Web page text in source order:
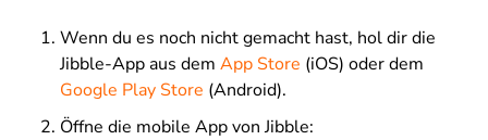
Wenn du es noch nicht gemacht hast, hol dir die
Jibble-App aus dem App Store (iOS) oder dem
Google Play Store (Android).
Öffne die mobile App von Jibble: